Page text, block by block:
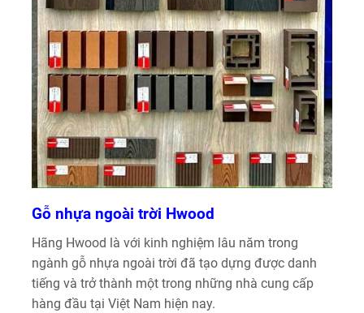
Gỗ nhựa ngoài trời Hwood
Hãng Hwood là với kinh nghiệm lâu năm trong
ngành gỗ nhựa ngoài trời đã tạo dựng được danh
tiếng và trở thành một trong những nhà cung cấp
hàng đầu tại Việt Nam hiện nay.